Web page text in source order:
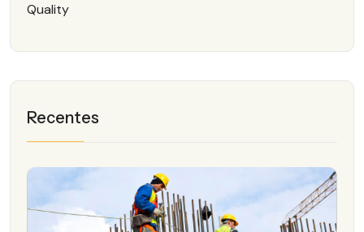
Quality
Recentes